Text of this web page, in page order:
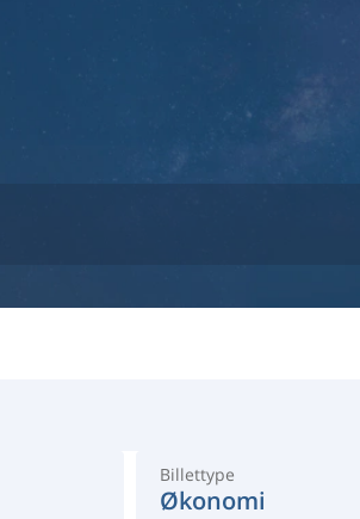
Billettype
Økonomi